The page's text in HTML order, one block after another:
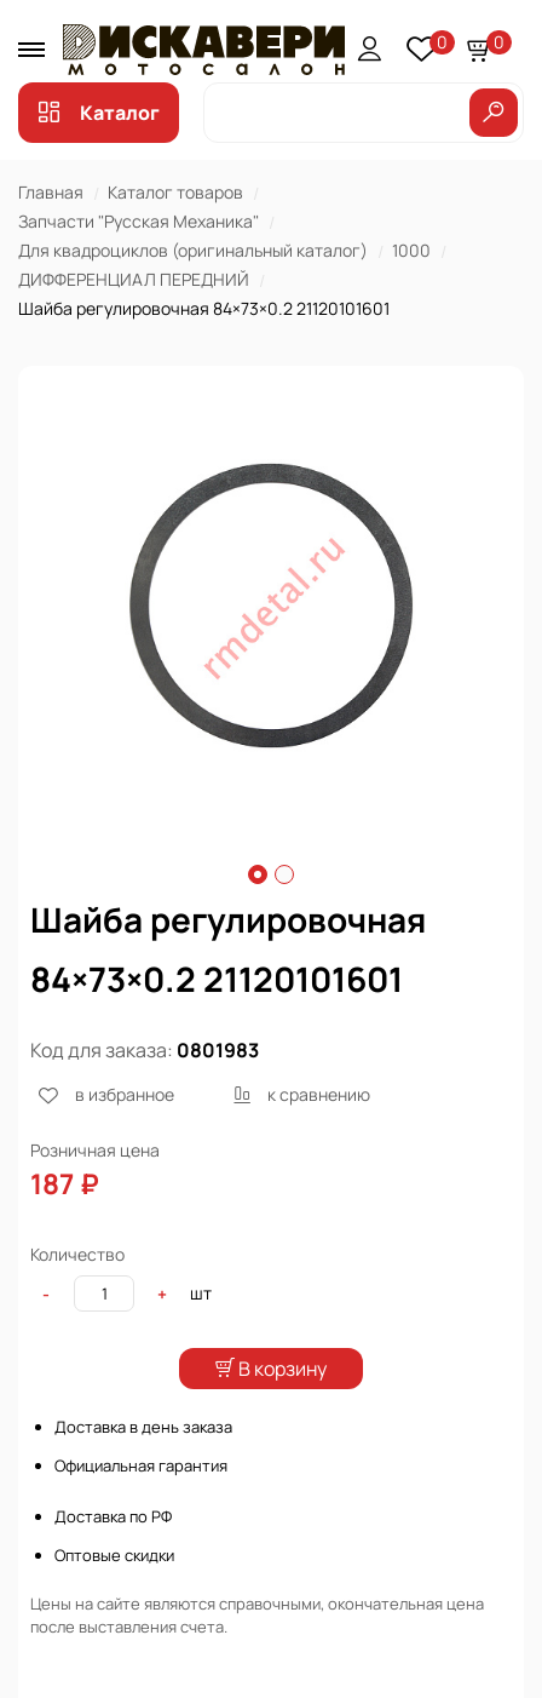
0 0
Каталог
Главная
Каталог товаров
Запчасти "Русская Механика"
Для квадроциклов (оригинальный каталог)
1000
ДИФФЕРЕНЦИАЛ ПЕРЕДНИЙ
Шайба регулировочная 84×73×0.2 21120101601
Шайба регулировочная
84×73×0.2 21120101601
Код для заказа: 0801983
в избранное к сравнению
Розничная цена
187 ₽
Количество
-
+ шт
В корзину
Доставка в день заказа
Официальная гарантия
Доставка по РФ
Оптовые скидки
Цены на сайте являются справочными, окончательная цена
после выставления счета.